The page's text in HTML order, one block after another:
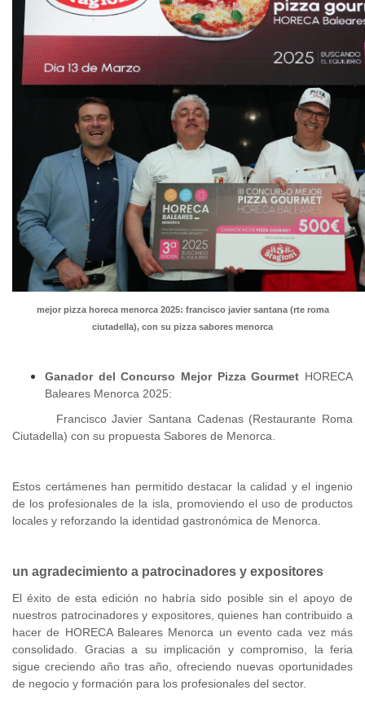
mejor pizza horeca menorca 2025: francisco javier santana (rte roma
ciutadella), con su pizza sabores menorca
Ganador del Concurso Mejor Pizza Gourmet HORECA
Baleares Menorca 2025:
Francisco Javier Santana Cadenas (Restaurante Roma
Ciutadella) con su propuesta Sabores de Menorca.
Estos certámenes han permitido destacar la calidad y el ingenio
de los profesionales de la isla, promoviendo el uso de productos
locales y reforzando la identidad gastronómica de Menorca.
un agradecimiento a patrocinadores y expositores
El éxito de esta edición no habría sido posible sin el apoyo de
nuestros patrocinadores y expositores, quienes han contribuido a
hacer de HORECA Baleares Menorca un evento cada vez más
consolidado. Gracias a su implicación y compromiso, la feria
sigue creciendo año tras año, ofreciendo nuevas oportunidades
de negocio y formación para los profesionales del sector.